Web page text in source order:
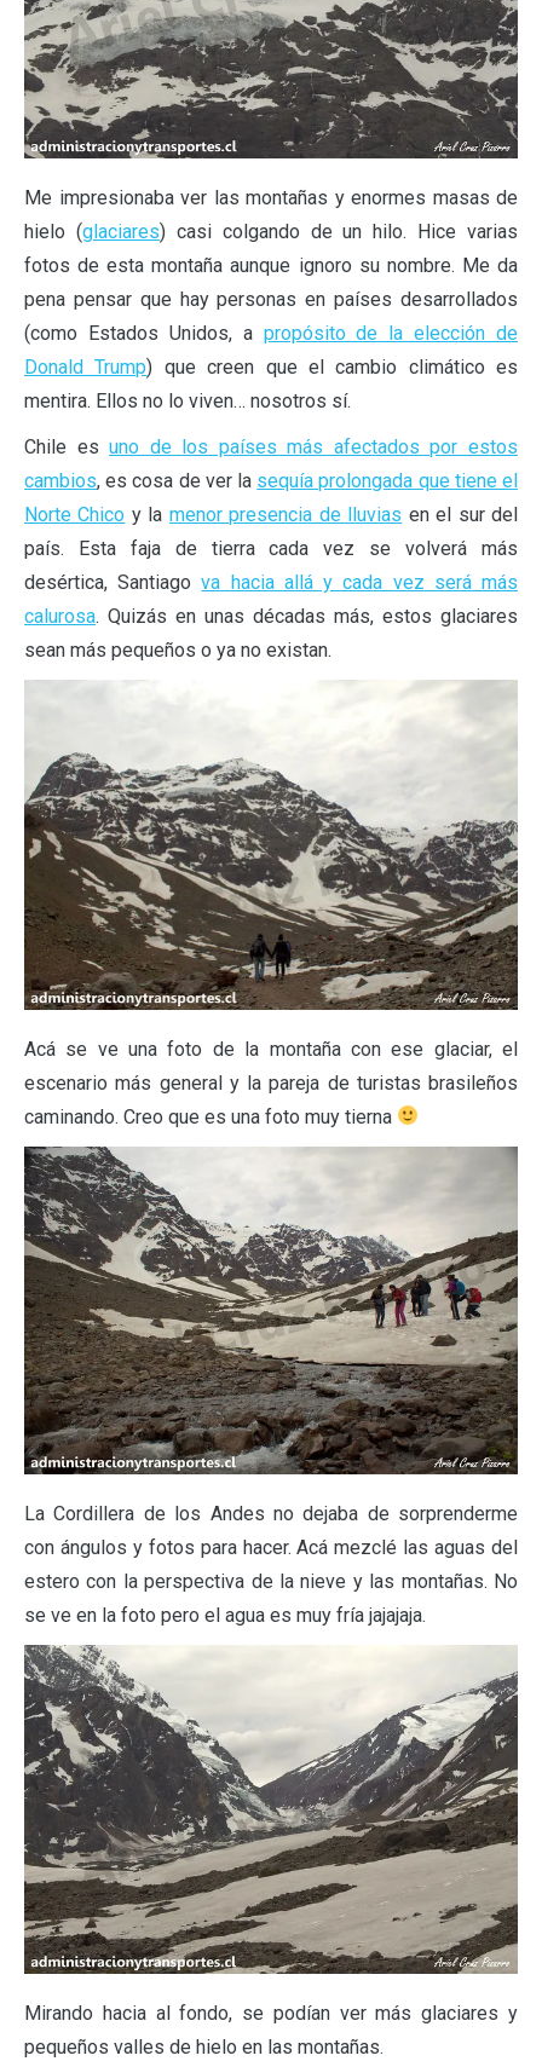
Me impresionaba ver las montañas y enormes masas de
hielo (glaciares) casi colgando de un hilo. Hice varias
fotos de esta montaña aunque ignoro su nombre. Me da
pena pensar que hay personas en países desarrollados
(como Estados Unidos, a propósito de la elección de
Donald Trump) que creen que el cambio climático es
mentira. Ellos no lo viven… nosotros sí.
Chile esuno de los países más afectados por estos
cambios, es cosa de ver la sequía prolongada que tiene el
Norte Chico y la menor presencia de lluvias en el sur del
país. Esta faja de tierra cada vez se volverá más
desértica, Santiagova hacia allá y cada vez será más
calurosa. Quizás en unas décadas más, estos glaciares
sean más pequeños o ya no existan.
Acá se ve una foto de la montaña con ese glaciar, el
escenario más general y la pareja de turistas brasileños
caminando. Creo que es una foto muy tierna
La Cordillera de los Andes no dejaba de sorprenderme
con ángulos y fotos para hacer. Acá mezclé las aguas del
estero con la perspectiva de la nieve y las montañas. No
se ve en la foto pero el agua es muy fría jajajaja.
Mirando hacia al fondo, se podían ver más glaciares y
pequeños valles de hielo en las montañas.